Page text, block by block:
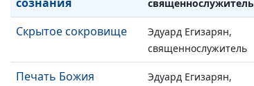
священнослужитель
Скрытое сокровище
Эдуард Егизарян,
священнослужитель
Печать Божия
Эдуард Егизарян,